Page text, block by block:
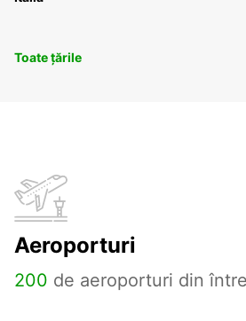
Toate țările
Aeroporturi
200 de aeroporturi din